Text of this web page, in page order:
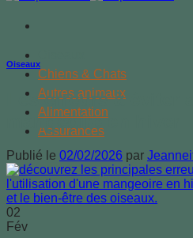
Chiens & Chats
Autres animaux
Alimentation
Assurances
Oiseaux
Les erreurs à éviter
mangeoire en hiver
Publié le 02/02/2026 par
02
Fév